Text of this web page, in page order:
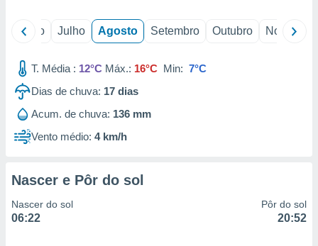
Junho Julho Agosto Setembro Outubro Novembro
T. Média : 12°C Máx.: 16°C Min: 7°C
Dias de chuva: 17 dias
Acum. de chuva: 136 mm
Vento médio: 4 km/h
Nascer e Pôr do sol
Nascer do sol
06:22
Pôr do sol
20:52